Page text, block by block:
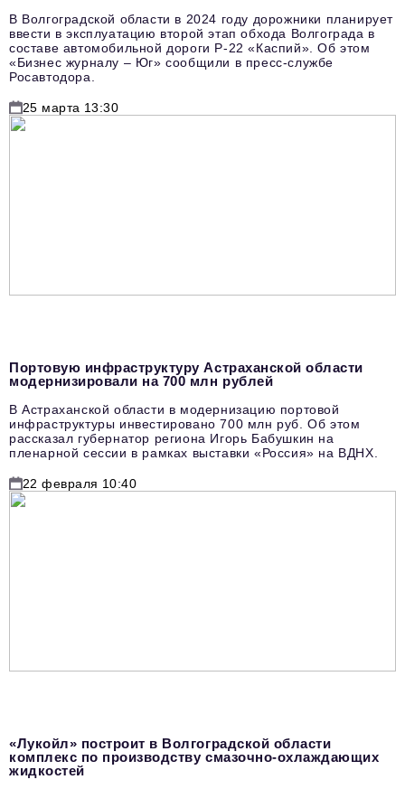
В Волгоградской области в 2024 году дорожники планирует
ввести в эксплуатацию второй этап обхода Волгограда в
составе автомобильной дороги Р-22 «Каспий». Об этом
«Бизнес журналу – Юг» сообщили в пресс-службе
Росавтодора.
25 марта 13:30
Портовую инфраструктуру Астраханской области
модернизировали на 700 млн рублей
В Астраханской области в модернизацию портовой
инфраструктуры инвестировано 700 млн руб. Об этом
рассказал губернатор региона Игорь Бабушкин на
пленарной сессии в рамках выставки «Россия» на ВДНХ.
22 февраля 10:40
«Лукойл» построит в Волгоградской области
комплекс по производству смазочно-охлаждающих
жидкостей